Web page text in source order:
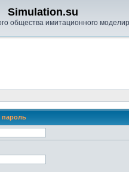
Simulation.su
общества имитационного
пароль